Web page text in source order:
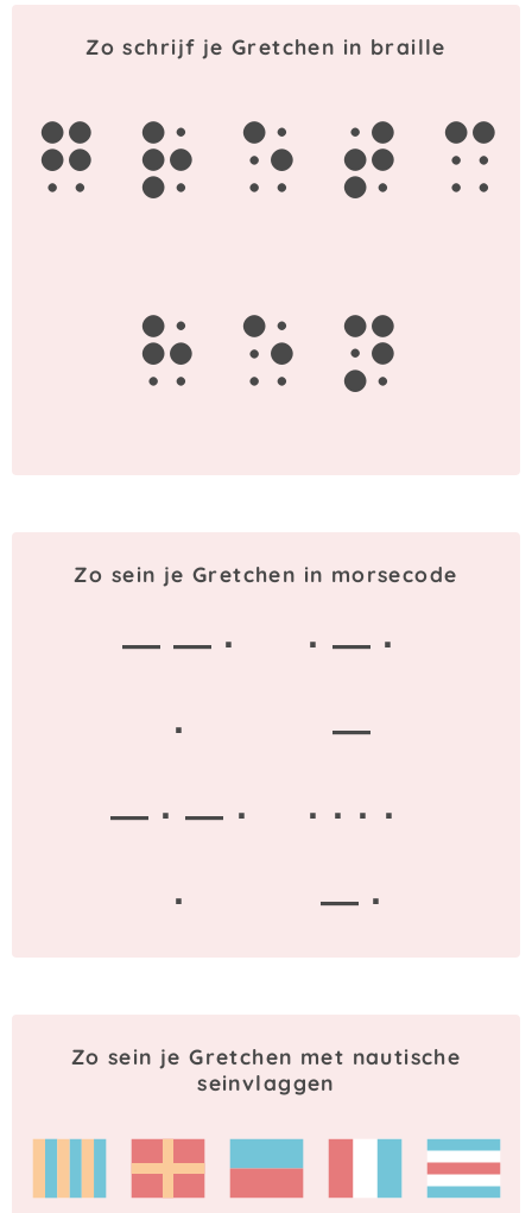
Zo schrijf je Gretchen in braille
g r e t c
h e n
Zo sein je Gretchen in morsecode
— — ·
· — ·
·
—
— · — ·
· · · ·
·
— ·
Zo sein je Gretchen met nautische
seinvlaggen